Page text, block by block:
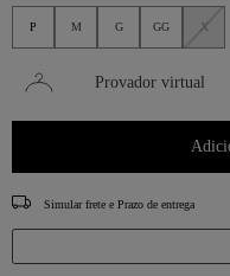
P M G GG X
Provador virtual
CEP